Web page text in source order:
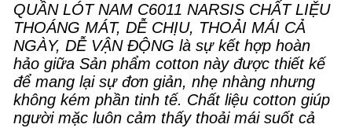
QUẦN LÓT NAM C6011 NARSIS CHẤT LIỆU
THOÁNG MÁT, DỄ CHỊU, THOẢI MÁI CẢ
NGÀY, DỄ VẬN ĐỘNG là sự kết hợp hoàn
hảo giữa Sản phẩm cotton này được thiết kế
để mang lại sự đơn giản, nhẹ nhàng nhưng
không kém phần tinh tế. Chất liệu cotton giúp
người mặc luôn cảm thấy thoải mái suốt cả